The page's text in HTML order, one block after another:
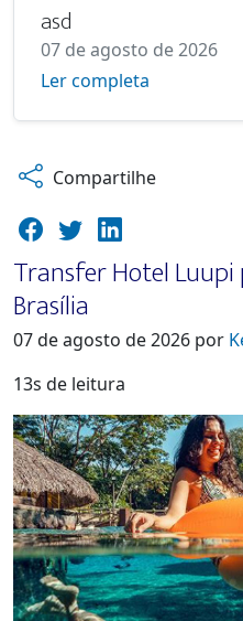
asd
07 de agosto de 2026
Ler completa
Compartilhe
Transfer Hotel
Brasília
07 de agosto de 2026 por
13s de leitura